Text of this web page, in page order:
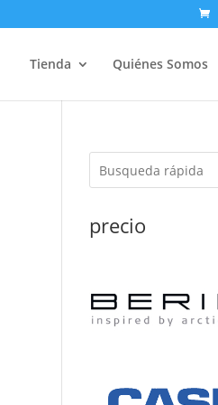
Tienda Quiénes Somos
precio